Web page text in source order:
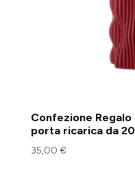
Confezione
porta ricarica da
35,00 €